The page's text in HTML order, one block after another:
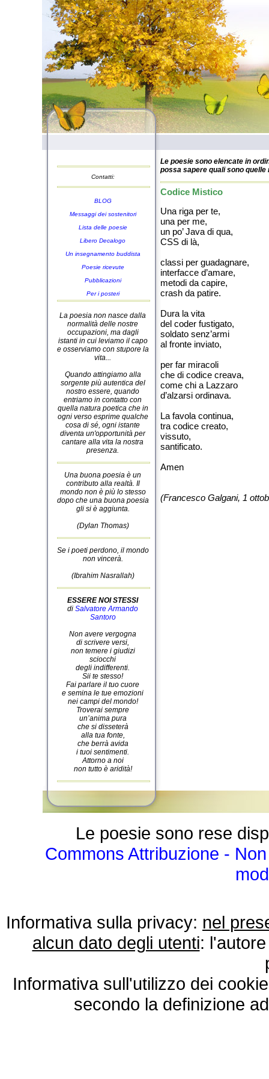
Contatti:
BLOG
Messaggi dei sostenitori
Lista delle poesie
Libero Decalogo
Un insegnamento buddista
Poesie ricevute
Pubblicazioni
Per i posteri
La poesia non nasce dalla
normalità delle nostre
occupazioni, ma dagli
istanti in cui leviamo il capo
e osserviamo con stupore la
vita...
Quando attingiamo alla
sorgente più autentica del
nostro essere, quando
entriamo in contatto con
quella natura poetica che in
ogni verso esprime qualche
cosa di sé, ogni istante
diventa un'opportunità per
cantare alla vita la nostra
presenza.
Una buona poesia è un
contributo alla realtà. Il
mondo non è più lo stesso
dopo che una buona poesia
gli si è aggiunta.
(Dylan Thomas)
Se i poeti perdono, il mondo
non vincerà.
(Ibrahim Nasrallah)
ESSERE NOI STESSI
di Salvatore Armando
Santoro
Non avere vergogna
di scrivere versi,
non temere i giudizi
sciocchi
degli indifferenti.
Sii te stesso!
Fai parlare il tuo cuore
e semina le tue emozioni
nei campi del mondo!
Troverai sempre
un’anima pura
che si disseterà
alla tua fonte,
che berrà avida
i tuoi sentimenti.
Attorno a noi
non tutto è aridità!
Le poesie sono elencate in
possa sapere quali sono
Codice Mistico
Una riga per te,
una per me,
un po’ Java di qua,
CSS di là,
classi per guadagnare,
interfacce d’amare,
metodi da capire,
crash da patire.
Dura la vita
del coder fustigato,
soldato senz’armi
al fronte inviato,
per far miracoli
che di codice creava,
come chi a Lazzaro
d’alzarsi ordinava.
La favola continua,
tra codice creato,
vissuto,
santificato.
Amen
(Francesco Galgani, 1
Le poesie sono rese
Commons Attribuzione -
Informativa sulla privacy: nel
alcun dato degli utenti:
Informativa sull'utilizzo dei
secondo la definizione